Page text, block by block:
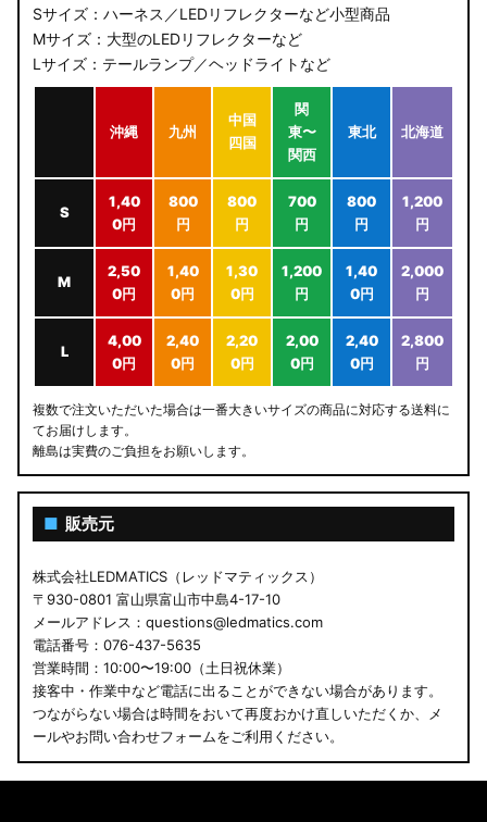
Sサイズ：ハーネス／LEDリフレクターなど小型商品
Mサイズ：大型のLEDリフレクターなど
Lサイズ：テールランプ／ヘッドライトなど
沖縄 九州
中国
四国
関
東〜
関西
東北 北海道
S
1,40
0円
800
円
800
円
700
円
800
円
1,200
円
M
2,50
0円
1,40
0円
1,30
0円
1,200
円
1,40
0円
2,000
円
L
4,00
0円
2,40
0円
2,20
0円
2,00
0円
2,40
0円
2,800
円
複数で注文いただいた場合は一番大きいサイズの商品に対応する送料に
てお届けします。
離島は実費のご負担をお願いします。
■ 販売元
株式会社LEDMATICS（レッドマティックス）
〒930-0801 富山県富山市中島4-17-10
メールアドレス：questions@ledmatics.com
電話番号：076-437-5635
営業時間：10:00〜19:00（土日祝休業）
接客中・作業中など電話に出ることができない場合があります。
つながらない場合は時間をおいて再度おかけ直しいただくか、メ
ールやお問い合わせフォームをご利用ください。